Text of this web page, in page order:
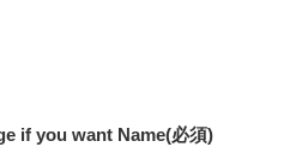
if you want Name(必須)